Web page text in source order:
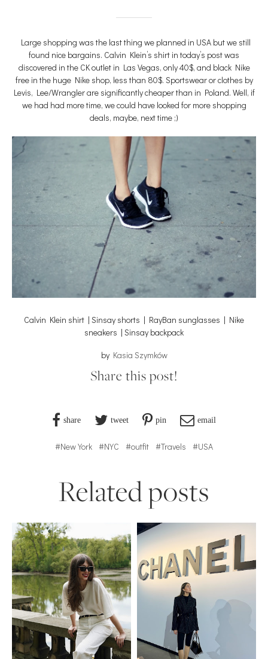
Large shopping was the last thing we planned in USA but we still
found nice bargains. Calvin Klein’s shirt in today’s post was
discovered in the CK outlet in Las Vegas, only 40$, and black Nike
free in the huge Nike shop, less than 80$. Sportswear or clothes by
Levis, Lee/Wrangler are significantly cheaper than in Poland. Well, if
we had had more time, we could have looked for more shopping
deals, maybe, next time ;)
Calvin Klein shirt | Sinsay shorts | RayBan sunglasses | Nike
sneakers | Sinsay backpack
by Kasia Szymków
Share this post!
share tweet pin email
#New York #NYC #outfit #Travels #USA
Related posts